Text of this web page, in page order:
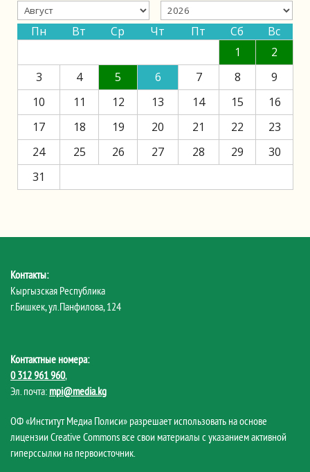
Пн Вт Ср Чт Пт Сб
Вс
1
2
3
4 5 6 7 8
9
10
11 12 13 14 15
16
17
18 19 20 21 22
23
24
25 26 27 28 29
30
31
Контакты:
Кыргызская Республика
г.Бишкек, ул.Панфилова, 124
Контактные номера:
0 312 961 960,
Эл. почта: mpi@media.kg
ОФ «Институт Медиа Полиси» разрешает использовать на основе
лицензии Creative Commons все свои материалы с указанием активной
гиперссылки на первоисточник.